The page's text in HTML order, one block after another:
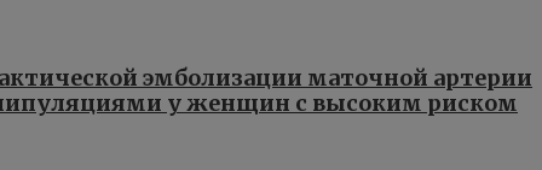
эм­бо­ли­за­ции ма­точ­ной ар­те­рии
у жен­щин с вы­со­ким риском